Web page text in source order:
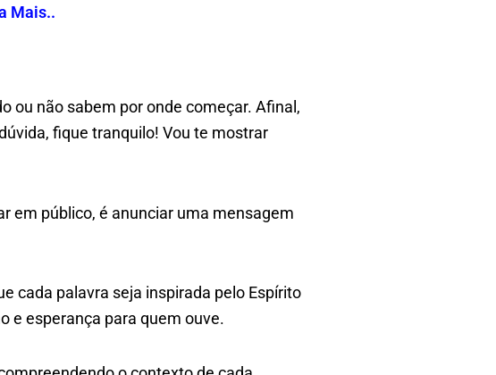
Mais..
ou não sabem por onde começar. Afinal,
fique tranquilo! Vou te mostrar
em público, é anunciar uma mensagem
cada palavra seja inspirada pelo Espírito
e esperança para quem ouve.